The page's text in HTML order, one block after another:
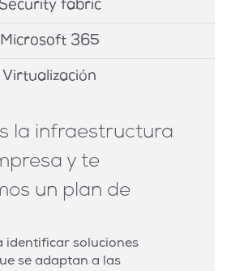
Security fabric
Microsoft 365
Virtualización
la infraestructura
y te
un plan de
identificar soluciones
se adaptan a las